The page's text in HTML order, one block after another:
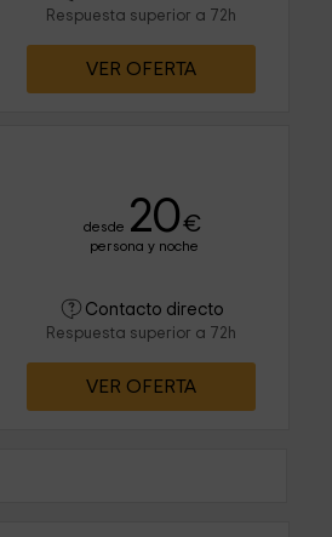
Respuesta superior a 72h
VER OFERTA
desde 20€
persona y noche
Contacto directo
Respuesta superior a 72h
VER OFERTA